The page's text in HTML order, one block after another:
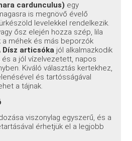
cardunculus) egy
is megnövő évelő
levelekkel rendelkezik.
ősz elején hozza szép, lila
a méhek és más beporzók
Dísz articsóka jól alkalmazkodik
és a jól vízelvezetett, napos
Kiváló választás kertekhez,
és tartósságával
a tájnak.
viszonylag egyszerű, és a
érhetjük el a legjobb